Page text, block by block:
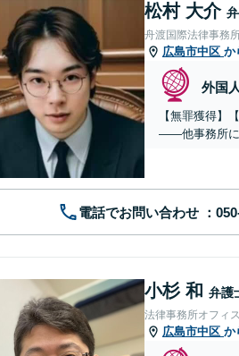
松村 大介
舟渡国際法律事務
広島市中区 か
外国
【無罪獲得】
——他事務所に
電話でお問い合わせ
小杉 和 弁護
法律事務所オフィ
広島市中区 か